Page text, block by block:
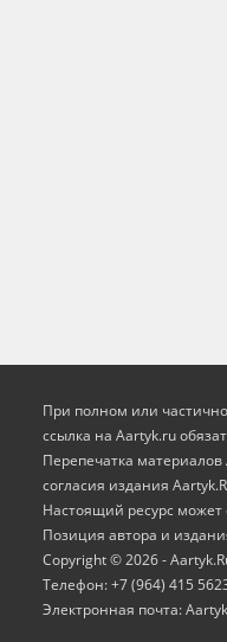
При полном или
ссылка на Aartyk.ru
Перепечатка материалов
согласия издания
Настоящий ресурс
Позиция автора и
Copyright © 2026 -
Телефон: +7 (964) 415
Электронная почта: